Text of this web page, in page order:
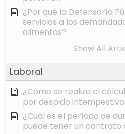
¿Por qué la Defensoría
servicios a los
alimentos?
Show All
Laboral
¿Cómo se realiza el
por despido
¿Cuál es el período de
puede tener un contrato